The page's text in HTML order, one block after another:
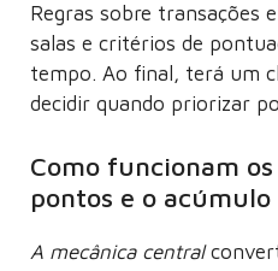
Regras sobre transações
salas e critérios de
tempo. Ao final, terá um
decidir quando priorizar
Como funcionam
pontos e o
A mecânica central